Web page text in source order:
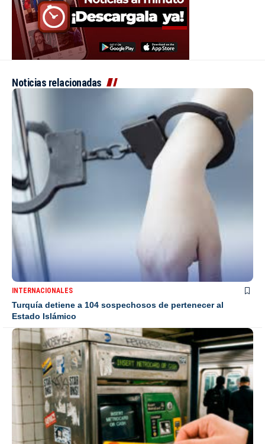
Noticias relacionadas
INTERNACIONALES
Turquía detiene a 104 sospechosos de pertenecer al
Estado Islámico